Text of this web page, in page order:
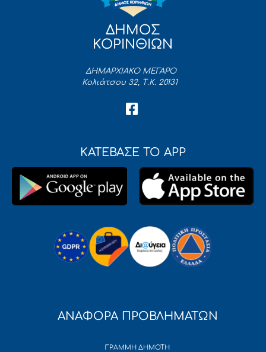
ΔΗΜΟΣ
ΚΟΡΙΝΘΙΩΝ
ΔΗΜΑΡΧΙΑΚΟ ΜΕΓΑΡΟ
Κολιάτσου 32, Τ.Κ. 20131
ΚΑΤΕΒΑΣΕ ΤΟ APP
ΑΝΑΦΟΡΑ ΠΡΟΒΛΗΜΑΤΩΝ
ΓΡΑΜΜΗ ΔΗΜΟΤΗ